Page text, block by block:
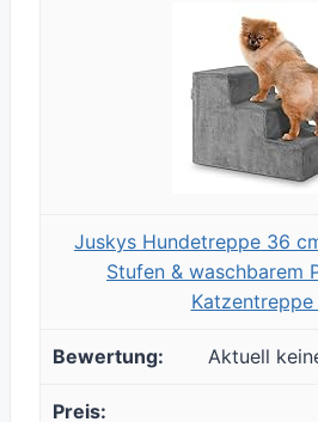
Juskys Hundetreppe 36
Stufen & waschbarem
Katzentreppe
Aktuell